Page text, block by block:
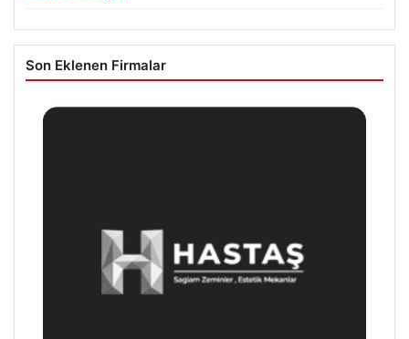
Son Eklenen Firmalar